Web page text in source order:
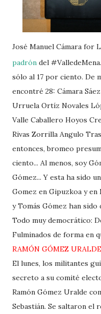
José Manuel Cámara for
padrón del
sólo al 17 por ciento. De
encontré 28: Cámara
Urruela Ortíz Novales
Valle Caballero Hoyos
Rivas Zorrilla Angulo
entonces, bromeo
ciento... Al menos, soy
Gómez... Y esta ha sido
Gomez en Gipuzkoa y en
y Tomás Gómez han
Todo muy democrático:
Fulminados de forma en
RAMÓN GÓMEZ
El lunes, los militantes
secreto a su comité
Ramón Gómez Uralde
Sebastián. Se saltaron el